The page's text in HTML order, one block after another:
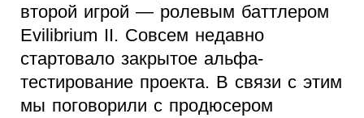
второй игрой — ролевым баттлером
Evilibrium II. Совсем недавно
стартовало закрытое альфа-
тестирование проекта. В связи с этим
мы поговорили с продюсером